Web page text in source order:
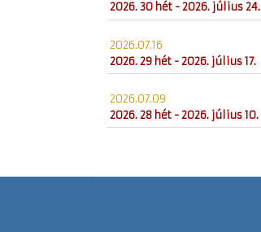
2026. 30 hét - 2026. július 24.
2026.07.16
2026. 29 hét - 2026. július 17.
2026.07.09
2026. 28 hét - 2026. július 10.